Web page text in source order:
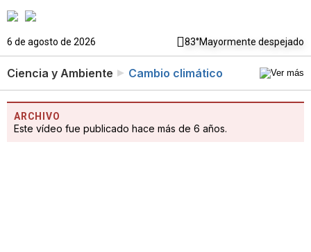
6 de agosto de 2026 83°Mayormente despejado
Ciencia y Ambiente Cambio climático
ARCHIVO
Este vídeo fue publicado hace más de 6 años.